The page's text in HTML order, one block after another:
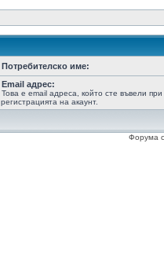
Потребителско име:
Email адрес:
Това е email адреса, който сте въвели при
регистрацията на акаунт.
Форума